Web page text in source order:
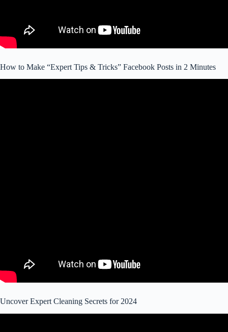
How to Make “Expert Tips & Tricks” Facebook Posts in 2 Minutes
Uncover Expert Cleaning Secrets for 2024